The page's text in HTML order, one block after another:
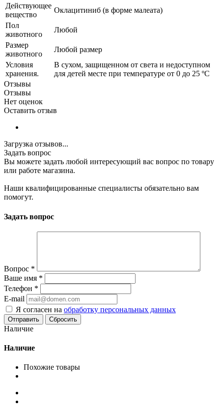
Действующее
вещество
Оклацитиниб (в форме малеата)
Пол
животного
Любой
Размер
животного
Любой размер
Условия
хранения.
В сухом, защищенном от света и недоступном
для детей месте при температуре от 0 до 25 ºС
Отзывы
Отзывы
Нет оценок
Оставить отзыв
Загрузка отзывов...
Задать вопрос
Вы можете задать любой интересующий вас вопрос по товару
или работе магазина.
Наши квалифицированные специалисты обязательно вам
помогут.
Задать вопрос
Вопрос *
Ваше имя *
Телефон *
E-mail
Я согласен на обработку персональных данных
Сбросить
Наличие
Наличие
Похожие товары